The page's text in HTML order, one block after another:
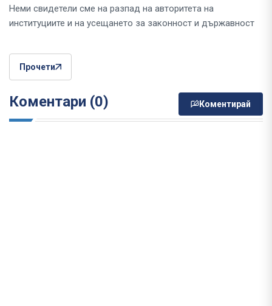
Неми свидетели сме на разпад на авторитета на
институциите и на усещането за законност и държавност
Прочети
Коментари (0) Коментирай